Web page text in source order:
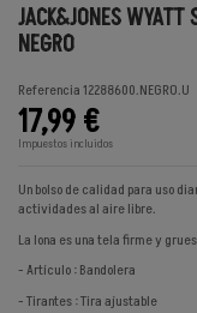
JACK&JONES WYATT
NEGRO
Referencia12288600.NEGRO.U
17,99 €
Impuestos incluidos
Un bolso de calidad para uso
actividades al aire libre.
La lona es una tela firme y
- Artículo : Bandolera
- Tirantes : Tira ajustable